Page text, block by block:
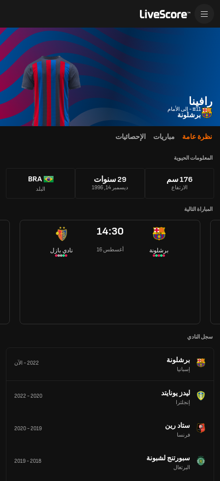
رافينا
#11 - إلى الأمام
برشلونة
نظرة عامة مباريات الإحصائيات
المعلومات الحيوية
176 سم
الارتفاع
29 سنوات
ديسمبر 14, 1996
BRA
البلد
المباراة التالية
نادي بازل
14:30
16 أغسطس برشلونة
سجل النادي
برشلونة
إسبانيا
2022
- الآن
ليدز يونايتد
إنجلترا
2020
-
2022
ستاد رين
فرنسا
2019
-
2020
سبورتنج لشبونة
البرتغال
2018
-
2019